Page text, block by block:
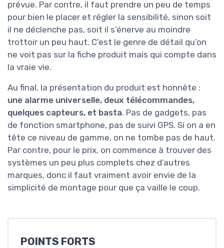
prévue. Par contre, il faut prendre un peu de temps
pour bien le placer et régler la sensibilité, sinon soit
il ne déclenche pas, soit il s’énerve au moindre
trottoir un peu haut. C’est le genre de détail qu’on
ne voit pas sur la fiche produit mais qui compte dans
la vraie vie.
Au final, la présentation du produit est honnête :
une alarme universelle, deux télécommandes,
quelques capteurs, et basta. Pas de gadgets, pas
de fonction smartphone, pas de suivi GPS. Si on a en
tête ce niveau de gamme, on ne tombe pas de haut.
Par contre, pour le prix, on commence à trouver des
systèmes un peu plus complets chez d’autres
marques, donc il faut vraiment avoir envie de la
simplicité de montage pour que ça vaille le coup.
POINTS FORTS